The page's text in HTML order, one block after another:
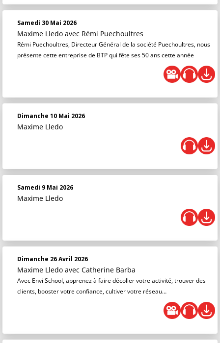
Samedi 30 Mai 2026
Maxime Lledo avec Rémi Puechoultres
Rémi Puechoultres, Directeur Général de la société Puechoultres, nous
présente cette entreprise de BTP qui fête ses 50 ans cette année
Dimanche 10 Mai 2026
Maxime Lledo
Samedi 9 Mai 2026
Maxime Lledo
Dimanche 26 Avril 2026
Maxime Lledo avec Catherine Barba
Avec Envi School, apprenez à faire décoller votre activité, trouver des
clients, booster votre confiance, cultiver votre réseau…